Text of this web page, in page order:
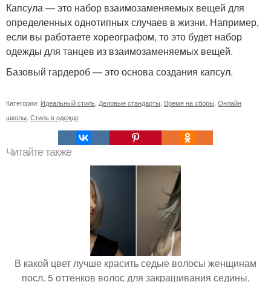
Капсула — это набор взаимозаменяемых вещей для
определенных однотипных случаев в жизни. Например,
если вы работаете хореографом, то это будет набор
одежды для танцев из взаимозаменяемых вещей.
Базовый гардероб — это основа создания капсул.
Категории: Идеальный стиль Деловые стандарты Время на сборы Онлайн
школы Стиль в одежде
Читайте также
В какой цвет лучше красить седые волосы женщинам
посл. 5 оттенков волос для закрашивания седины,